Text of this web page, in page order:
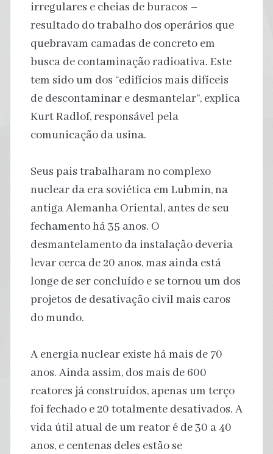
irregulares e cheias de buracos –
resultado do trabalho dos operários que
quebravam camadas de concreto em
busca de contaminação radioativa. Este
tem sido um dos “edifícios mais difíceis
de descontaminar e desmantelar”, explica
Kurt Radlof, responsável pela
comunicação da usina.
Seus pais trabalharam no complexo
nuclear da era soviética em Lubmin, na
antiga Alemanha Oriental, antes de seu
fechamento há 35 anos. O
desmantelamento da instalação deveria
levar cerca de 20 anos, mas ainda está
longe de ser concluído e se tornou um dos
projetos de desativação civil mais caros
do mundo.
A energia nuclear existe há mais de 70
anos. Ainda assim, dos mais de 600
reatores já construídos, apenas um terço
foi fechado e 20 totalmente desativados. A
vida útil atual de um reator é de 30 a 40
anos, e centenas deles estão se